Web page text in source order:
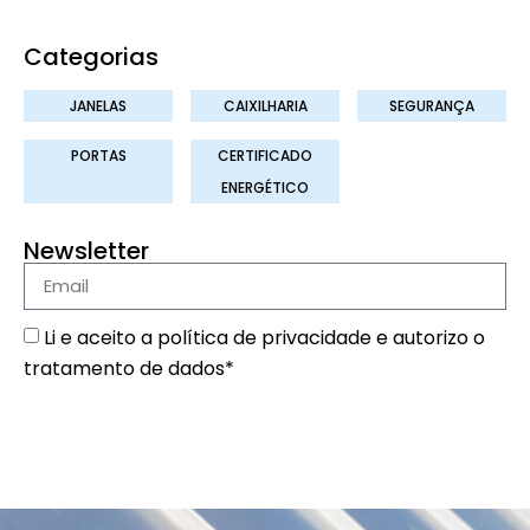
Categorias
JANELAS CAIXILHARIA SEGURANÇA
PORTAS
CERTIFICADO
ENERGÉTICO
Newsletter
Li e aceito a política de privacidadee autorizo o
tratamento de dados*